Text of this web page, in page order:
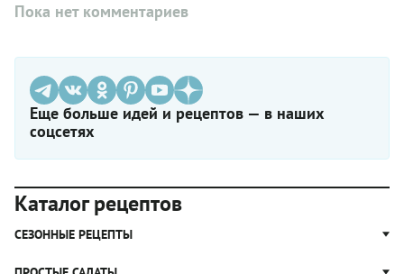
Пока нет комментариев
Еще больше идей и рецептов — в наших
соцсетях
Каталог рецептов
СЕЗОННЫЕ РЕЦЕПТЫ
Рецепты из капусты